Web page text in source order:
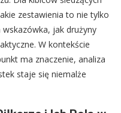
zestawienia to nie tylko
jak drużyny
W kontekście
ma znaczenie, analiza
staje się niemalże